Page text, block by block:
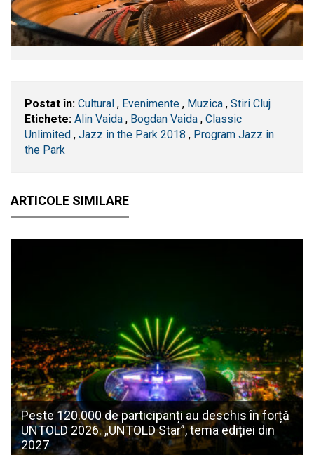
Postat în: Cultural , Evenimente , Muzica , Stiri Cluj
Etichete: Alin Vaida , Bogdan Vaida , Classic
Unlimited , Jazz in the Park 2018 , Program Jazz in
the Park
ARTICOLE SIMILARE
Peste 120.000 de participanți au deschis în forță
UNTOLD 2026. „UNTOLD Star”, tema ediției din
2027